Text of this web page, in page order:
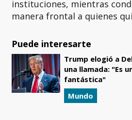
instituciones, mientras
manera frontal a quienes
Puede interesarte
Trump elogió a
una llamada: "Es
fantástica"
Mundo